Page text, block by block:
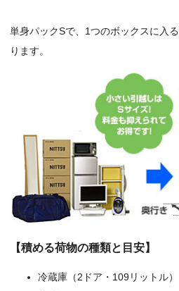
単身パックSで、1つのボックスに入
ります。
【積める荷物の種類と目安】
冷蔵庫（2ドア・109リットル）